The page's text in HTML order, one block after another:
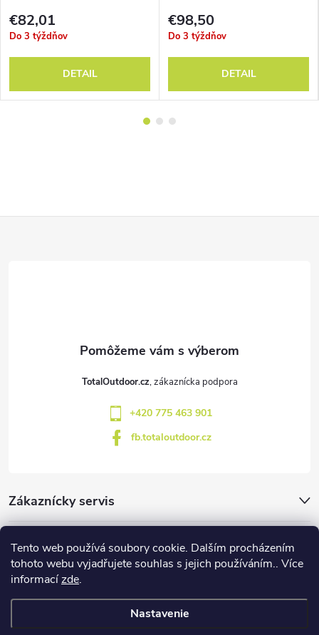
Tento web používá soubory cookie. Dalším procházením
tohoto webu vyjadřujete souhlas s jejich používáním.. Více
informacízde.
Nastavenie
€82,01
Do 3 týždňov
DETAIL
€98,50
Do 3 týždňov
DETAIL
Zákaznícky servis
Značky
Blog
TotalOutdoor.cz
+420 775 463 901
fb.totaloutdoor.cz